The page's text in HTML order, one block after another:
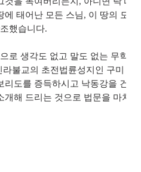
에 태어난 모든 스님, 이 땅의 모
했습니다.
로 생각도 없고 말도 없는 무학
라불교의 초전법륜성지인 구미 도
리도를 증득하시고 낙동강을 건
개해 드리는 것으로 법문을 마치